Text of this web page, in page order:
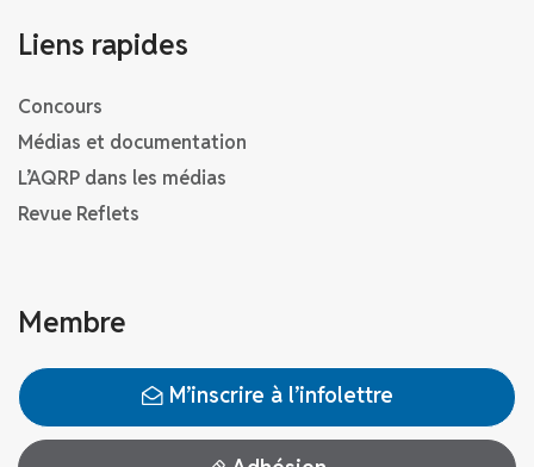
Liens rapides
Concours
Médias et documentation
L’AQRP dans les médias
Revue Reflets
Membre
M’inscrire à l’infolettre